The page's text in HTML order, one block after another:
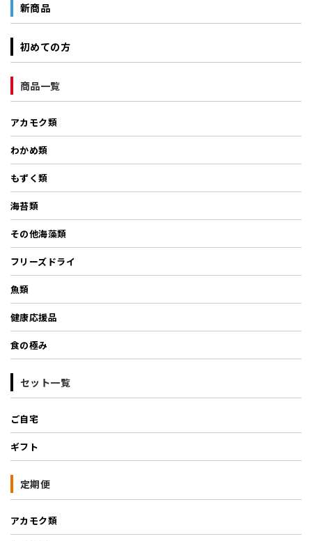
新商品
初めての方
商品一覧
アカモク類
わかめ類
もずく類
海苔類
その他海藻類
フリーズドライ
魚類
健康応援品
食の極み
セット一覧
ご自宅
ギフト
定期便
アカモク類